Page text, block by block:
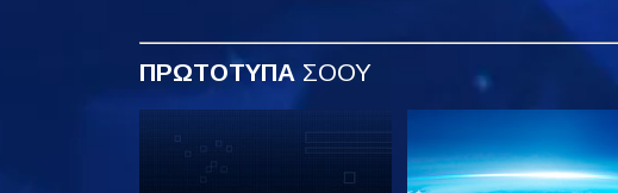
ΠΡΩΤΟΤΥΠΑ ΣΟΟΥ